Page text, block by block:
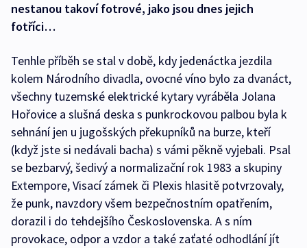
nestanou takoví fotrové, jako jsou dnes jejich
fotříci…
Tenhle příběh se stal v době, kdy jedenáctka jezdila
kolem Národního divadla, ovocné víno bylo za dvanáct,
všechny tuzemské elektrické kytary vyráběla Jolana
Hořovice a slušná deska s punkrockovou palbou byla k
sehnání jen u jugošských překupníků na burze, kteří
(když jste si nedávali bacha) s vámi pěkně vyjebali. Psal
se bezbarvý, šedivý a normalizační rok 1983 a skupiny
Extempore, Visací zámek či Plexis hlasitě potvrzovaly,
že punk, navzdory všem bezpečnostním opatřením,
dorazil i do tehdejšího Československa. A s ním
provokace, odpor a vzdor a také zaťaté odhodlání jít